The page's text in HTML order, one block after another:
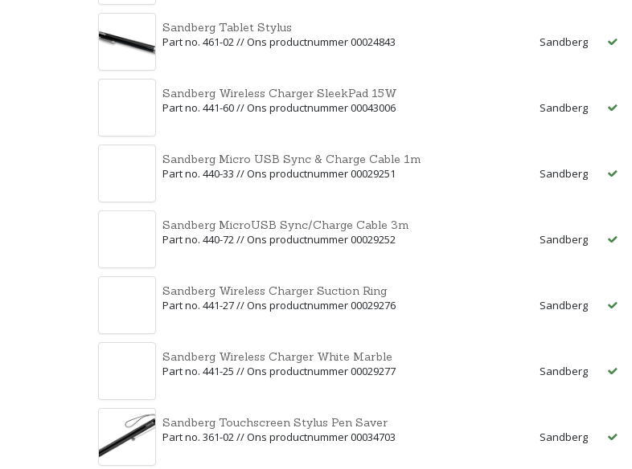
Sandberg Tablet Stylus
Part no. 461-02 // Ons productnummer 00024843
Sandberg
Sandberg Wireless Charger SleekPad 15W
Part no. 441-60 // Ons productnummer 00043006
Sandberg
Sandberg Micro USB Sync & Charge Cable 1m
Part no. 440-33 // Ons productnummer 00029251
Sandberg
Sandberg MicroUSB Sync/Charge Cable 3m
Part no. 440-72 // Ons productnummer 00029252
Sandberg
Sandberg Wireless Charger Suction Ring
Part no. 441-27 // Ons productnummer 00029276
Sandberg
Sandberg Wireless Charger White Marble
Part no. 441-25 // Ons productnummer 00029277
Sandberg
Sandberg Touchscreen Stylus Pen Saver
Part no. 361-02 // Ons productnummer 00034703
Sandberg